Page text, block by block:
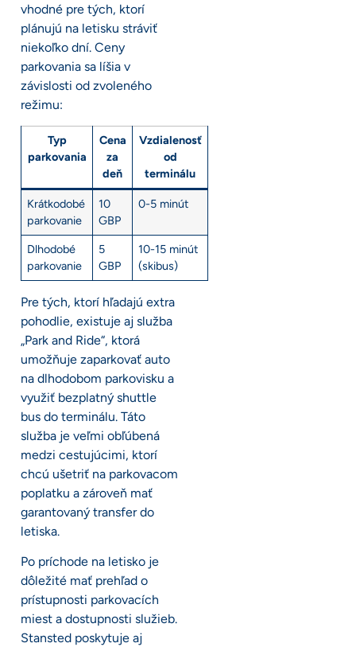
vhodné pre tých, ktorí
plánujú na letisku stráviť
niekoľko dní. Ceny
parkovania sa líšia v
závislosti od zvoleného
režimu:
Typ
parkovania
Cena
za
deň
Vzdialenosť
od
terminálu
Krátkodobé
parkovanie
10
GBP
0-5 minút
Dlhodobé
parkovanie
5
GBP
10-15 minút
(skibus)
Pre tých, ktorí hľadajú extra
pohodlie, existuje aj služba
„Park and Ride“, ktorá
umožňuje zaparkovať auto
na dlhodobom parkovisku a
využiť bezplatný shuttle
bus do terminálu. Táto
služba je veľmi obľúbená
medzi cestujúcimi, ktorí
chcú ušetriť na parkovacom
poplatku a zároveň mať
garantovaný transfer do
letiska.
Po príchode na letisko je
dôležité mať prehľad o
prístupnosti parkovacích
miest a dostupnosti služieb.
Stansted poskytuje aj